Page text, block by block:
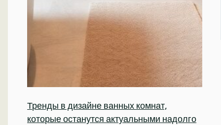
Тренды в дизайне ванных комнат,
которые останутся актуальными надолго